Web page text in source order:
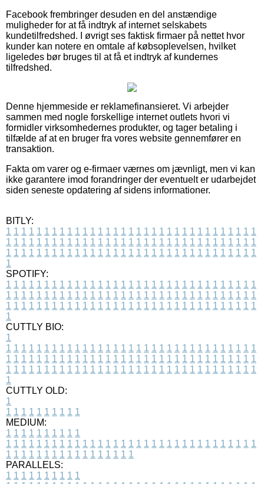
Facebook frembringer desuden en del anstændige
muligheder for at få indtryk af internet selskabets
kundetilfredshed. I øvrigt ses faktisk firmaer på nettet hvor
kunder kan notere en omtale af købsoplevelsen, hvilket
ligeledes bør bruges til at få et indtryk af kundernes
tilfredshed.
Denne hjemmeside er reklamefinansieret. Vi arbejder
sammen med nogle forskellige internet outlets hvori vi
formidler virksomhedernes produkter, og tager betaling i
tilfælde af at en bruger fra vores website gennemfører en
transaktion.
Fakta om varer og e-firmaer værnes om jævnligt, men vi kan
ikke garantere imod forandringer der eventuelt er udarbejdet
siden seneste opdatering af sidens informationer.
BITLY:
1 1 1 1 1 1 1 1 1 1 1 1 1 1 1 1 1 1 1 1 1 1 1 1 1 1 1 1 1 1 1 1 1
1 1 1 1 1 1 1 1 1 1 1 1 1 1 1 1 1 1 1 1 1 1 1 1 1 1 1 1 1 1 1 1 1
1 1 1 1 1 1 1 1 1 1 1 1 1 1 1 1 1 1 1 1 1 1 1 1 1 1 1 1 1 1 1 1 1
1
SPOTIFY:
1 1 1 1 1 1 1 1 1 1 1 1 1 1 1 1 1 1 1 1 1 1 1 1 1 1 1 1 1 1 1 1 1
1 1 1 1 1 1 1 1 1 1 1 1 1 1 1 1 1 1 1 1 1 1 1 1 1 1 1 1 1 1 1 1 1
1 1 1 1 1 1 1 1 1 1 1 1 1 1 1 1 1 1 1 1 1 1 1 1 1 1 1 1 1 1 1 1 1
1
CUTTLY BIO:
1
1 1 1 1 1 1 1 1 1 1 1 1 1 1 1 1 1 1 1 1 1 1 1 1 1 1 1 1 1 1 1 1 1
1 1 1 1 1 1 1 1 1 1 1 1 1 1 1 1 1 1 1 1 1 1 1 1 1 1 1 1 1 1 1 1 1
1 1 1 1 1 1 1 1 1 1 1 1 1 1 1 1 1 1 1 1 1 1 1 1 1 1 1 1 1 1 1 1 1
1
CUTTLY OLD:
1
1 1 1 1 1 1 1 1 1 1
MEDIUM:
1 1 1 1 1 1 1 1 1 1
1 1 1 1 1 1 1 1 1 1 1 1 1 1 1 1 1 1 1 1 1 1 1 1 1 1 1 1 1 1 1 1 1
1 1 1 1 1 1 1 1 1 1 1 1 1 1 1 1 1
PARALLELS:
1 1 1 1 1 1 1 1 1 1